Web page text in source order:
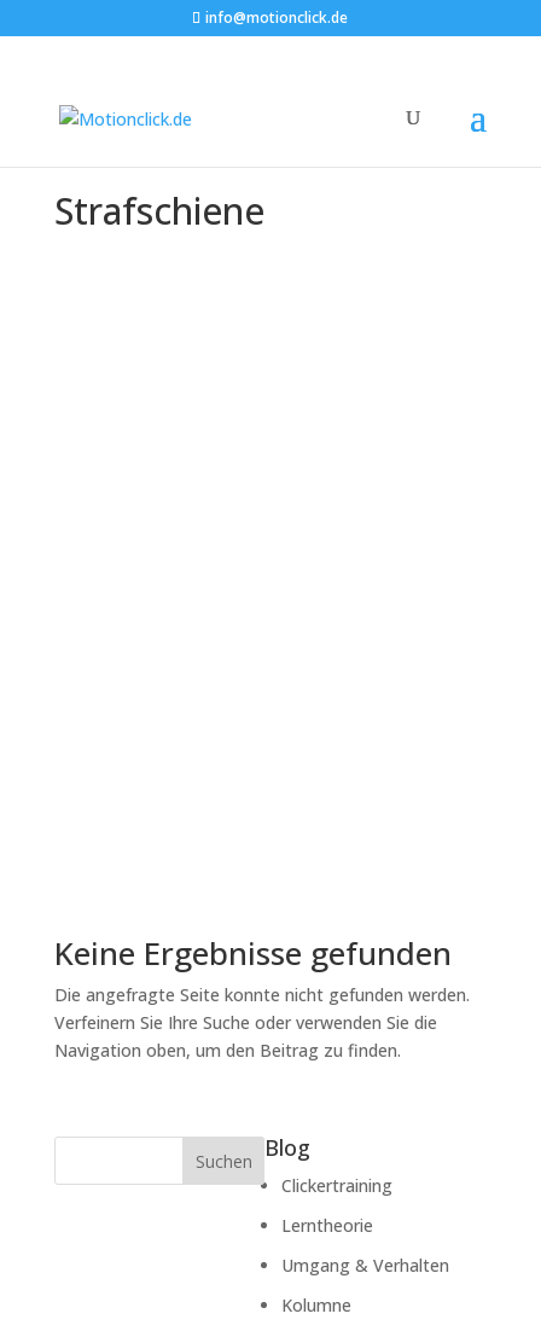
info@motionclick.de
Strafschiene
Keine Ergebnisse gefunden
Die angefragte Seite konnte nicht gefunden werden.
Verfeinern Sie Ihre Suche oder verwenden Sie die
Navigation oben, um den Beitrag zu finden.
Suchen Blog
Clickertraining
Lerntheorie
Umgang & Verhalten
Kolumne